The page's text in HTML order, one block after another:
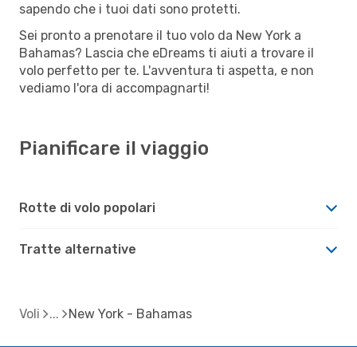
sapendo che i tuoi dati sono protetti.
Sei pronto a prenotare il tuo volo da New York a
Bahamas? Lascia che eDreams ti aiuti a trovare il
volo perfetto per te. L'avventura ti aspetta, e non
vediamo l'ora di accompagnarti!
Pianificare il viaggio
Rotte di volo popolari
Tratte alternative
Voli New York - Bahamas